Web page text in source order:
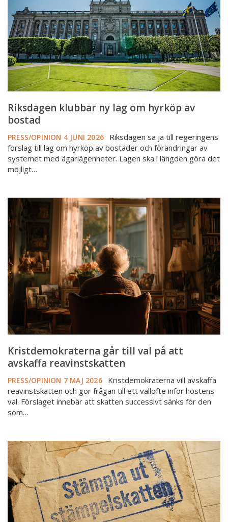
hyrköp
bostad
Riksdagen klubbar ny lag om hyrköp av
bostad
PRESS/OPINION 4 JUNI 2026
Riksdagen sa ja till regeringens
förslag till lag om hyrköp av bostäder och förändringar av
systemet med ägarlägenheter. Lagen ska i längden göra det
möjligt…
Kristdemokraterna
går
till
på
att
avskaffa
reavinstskatten
Kristdemokraterna går till val på att
avskaffa reavinstskatten
PRESS/OPINION 7 MAJ 2026
Kristdemokraterna vill avskaffa
reavinstskatten och gör frågan till ett vallöfte inför höstens
val. Förslaget innebär att skatten successivt sänks för den
som…
Stämpelskatten
en
tung
tröskel